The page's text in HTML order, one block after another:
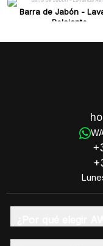
Barra de Jabón -
Relajante